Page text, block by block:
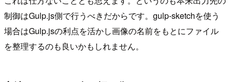
制御はGulp.js側で行うべきだからです。gulp-sketchを使う
場合はGulp.jsの利点を活かし画像の名前をもとにファイル
を整理するのも良いかもしれません。